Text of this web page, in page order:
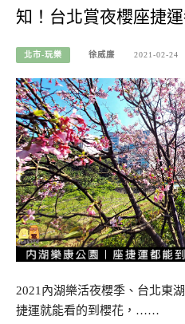
知！台北賞夜櫻座捷運
北市-玩樂 徐威廉 2021-02-24
2021內湖樂活夜櫻季、台北東
捷運就能看的到櫻花，……